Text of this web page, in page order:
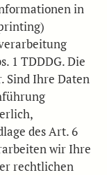
in
1 TDDDG. Die
Sind Ihre Daten
des Art. 6
wir Ihre
rechtlichen